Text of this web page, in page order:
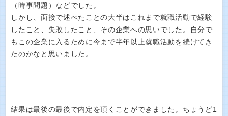
（時事問題）などでした。
しかし、面接で述べたことの大半はこれまで就職活動で経験
したこと、失敗したこと、その企業への思いでした。自分で
もこの企業に入るために今まで半年以上就職活動を続けてき
たのかなと思いました。
結果は最後の最後で内定を頂くことができました。ちょうど1